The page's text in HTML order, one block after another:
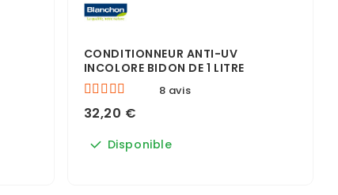
CONDITIONNEUR ANTI-UV
INCOLORE BIDON DE 1 LITRE
8 avis
32,20 €
Disponible